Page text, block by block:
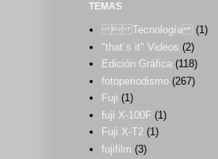
TEMAS
 Tecnología (1)
"that´s it" Videos (2)
Edición Gráfica (118)
fotoperiodismo (267)
Fuji (1)
fuji X-100F (1)
Fuji X-T2 (1)
fujifilm (3)